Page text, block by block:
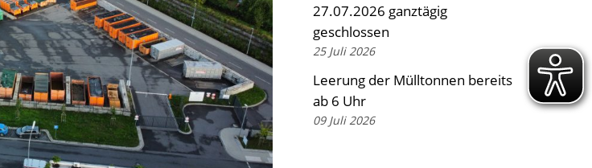
27.07.2026 ganztägig
geschlossen
25 Juli 2026
Leerung der Mülltonnen bereits
ab 6 Uhr
09 Juli 2026